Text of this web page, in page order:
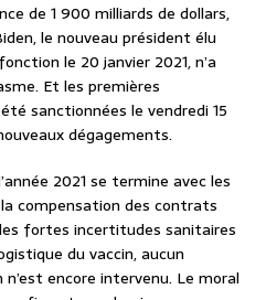
de 1 900 milliards de dollars,
le nouveau président élu
le 20 janvier 2021, n’a
Et les premières
sanctionnées le vendredi 15
dégagements.
2021 se termine avec les
compensation des contrats
fortes incertitudes sanitaires
du vaccin, aucun
encore intervenu. Le moral